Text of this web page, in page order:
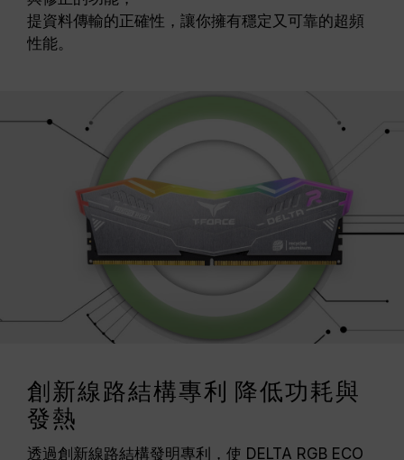
提資料傳輸的正確性，讓你擁有穩定又可靠的超頻
性能。
創新線路結構專利 降低功耗與
發熱
透過創新線路結構發明專利，使 DELTA RGB ECO